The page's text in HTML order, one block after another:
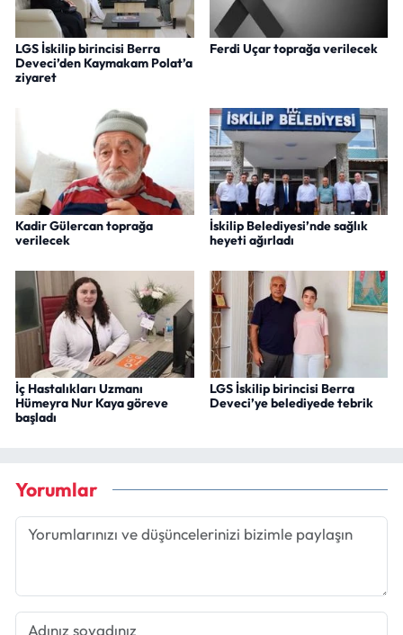
LGS İskilip birincisi Berra
Deveci’den Kaymakam Polat’a
ziyaret
Ferdi Uçar toprağa verilecek
Kadir Gülercan toprağa
verilecek
İskilip Belediyesi’nde sağlık
heyeti ağırladı
İç Hastalıkları Uzmanı
Hümeyra Nur Kaya göreve
başladı
LGS İskilip birincisi Berra
Deveci’ye belediyede tebrik
Yorumlar